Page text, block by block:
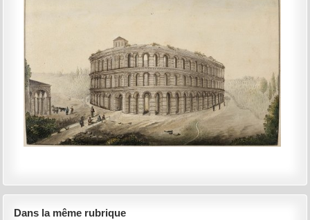
Dans la même rubrique